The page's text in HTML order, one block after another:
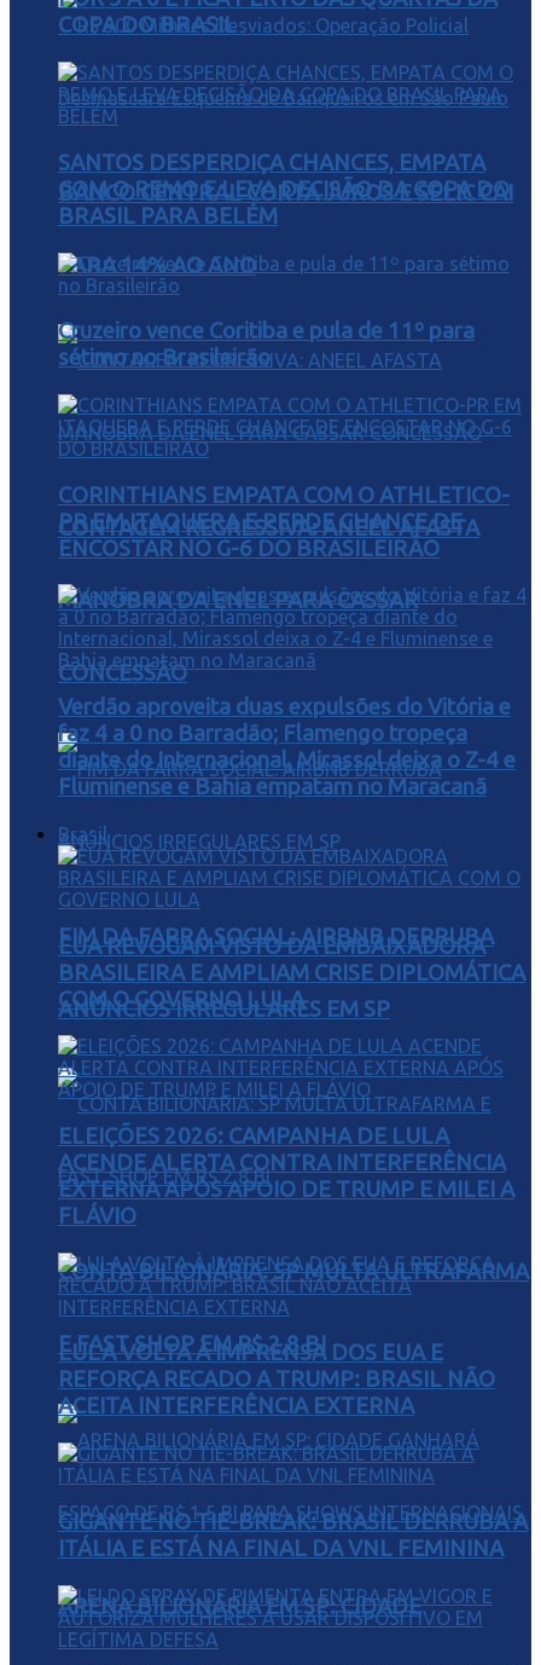
BANCO CENTRAL CORTA JUROS E SELIC CAI
PARA 14% AO ANO
CONTAGEM REGRESSIVA: ANEEL AFASTA
MANOBRA DA ENEL PARA CASSAR
CONCESSÃO
FIM DA FARRA SOCIAL: AIRBNB DERRUBA
ANÚNCIOS IRREGULARES EM SP
CONTA BILIONÁRIA: SP MULTA ULTRAFARMA
E FAST SHOP EM R$ 2,8 BI
ARENA BILIONÁRIA EM SP: CIDADE
COPA DO BRASIL
SANTOS DESPERDIÇA CHANCES, EMPATA
COM O REMO E LEVA DECISÃO DA COPA DO
BRASIL PARA BELÉM
Cruzeiro vence Coritiba e pula de 11º para
sétimo no Brasileirão
CORINTHIANS EMPATA COM O ATHLETICO-
PR EM ITAQUERA E PERDE CHANCE DE
ENCOSTAR NO G-6 DO BRASILEIRÃO
Verdão aproveita duas expulsões do Vitória e
faz 4 a 0 no Barradão; Flamengo tropeça
diante do Internacional, Mirassol deixa o Z-4 e
Fluminense e Bahia empatam no Maracanã
Brasil
EUA REVOGAM VISTO DA EMBAIXADORA
BRASILEIRA E AMPLIAM CRISE DIPLOMÁTICA
COM O GOVERNO LULA
ELEIÇÕES 2026: CAMPANHA DE LULA
ACENDE ALERTA CONTRA INTERFERÊNCIA
EXTERNA APÓS APOIO DE TRUMP E MILEI A
FLÁVIO
LULA VOLTA À IMPRENSA DOS EUA E
REFORÇA RECADO A TRUMP: BRASIL NÃO
ACEITA INTERFERÊNCIA EXTERNA
GIGANTE NO TIE-BREAK: BRASIL DERRUBA A
ITÁLIA E ESTÁ NA FINAL DA VNL FEMININA